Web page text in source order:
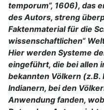
temporum“, 1606), das
des Autors, streng
Faktenmaterial für die
wissenschaftlichen“
Hier werden Systeme
eingeführt, die bei allen
bekannten Völkern
Indianern, bei den
Anwendung fanden,